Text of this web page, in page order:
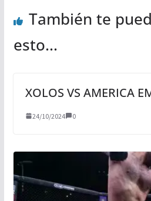
También te
esto...
XOLOS VS AMERICA
24/10/2024 0